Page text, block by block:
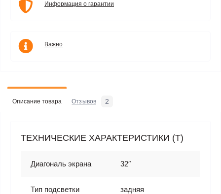
Информация о гарантии
Важно
Описание товара Отзывов 2
ТЕХНИЧЕСКИЕ ХАРАКТЕРИСТИКИ (T)
Диагональ экрана 32″
Тип подсветки задняя